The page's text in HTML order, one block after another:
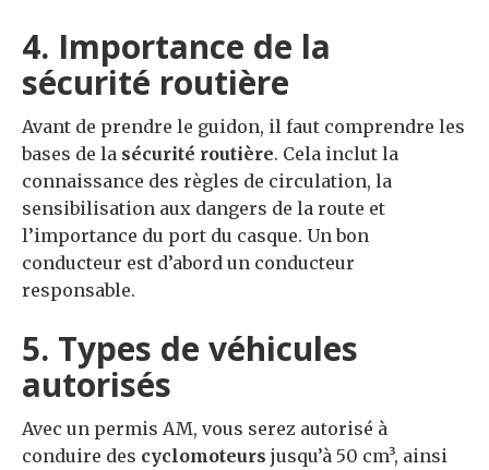
4. Importance de la
sécurité routière
Avant de prendre le guidon, il faut comprendre les
bases de la sécurité routière. Cela inclut la
connaissance des règles de circulation, la
sensibilisation aux dangers de la route et
l’importance du port du casque. Un bon
conducteur est d’abord un conducteur
responsable.
5. Types de véhicules
autorisés
Avec un permis AM, vous serez autorisé à
conduire des cyclomoteurs jusqu’à 50 cm³, ainsi